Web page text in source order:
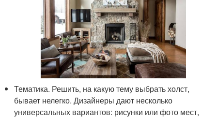
Тематика. Решить, на какую тему выбрать холст,
бывает нелегко. Дизайнеры дают несколько
универсальных вариантов: рисунки или фото мест,